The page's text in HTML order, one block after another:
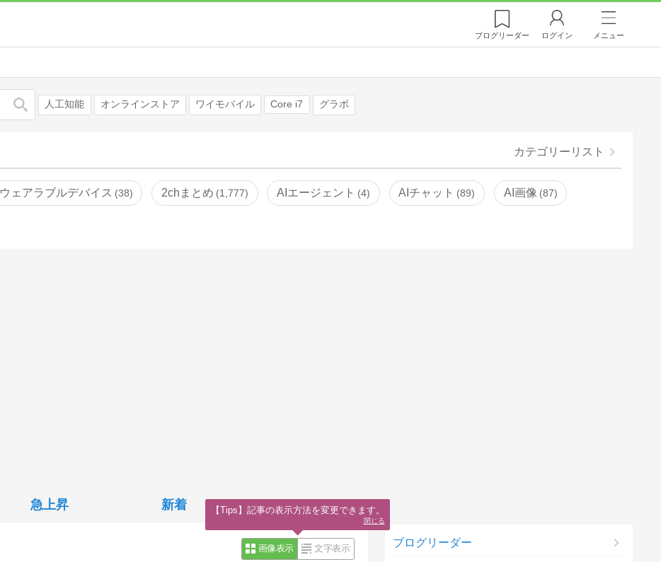
ブログリーダー ログイン メニュー
検索 人工知能 オンラインストア ワイモバイル Core i7 グラボ
カテゴリーリスト
ウェアラブルデバイス 38 2chまとめ 1,777 AIエージェント 4 AIチャット 89 AI画像 87
急上昇 新着
画像表示 文字表示 ブログリーダー
【Tips】記事の表示方法を変更できます。
閉じる